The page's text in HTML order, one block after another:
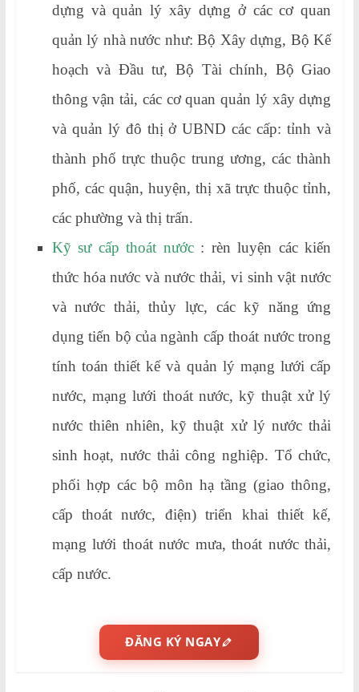
dựng và quản lý xây dựng ở các cơ quan
quản lý nhà nước như: Bộ Xây dựng, Bộ Kế
hoạch và Đầu tư, Bộ Tài chính, Bộ Giao
thông vận tải, các cơ quan quản lý xây dựng
và quản lý đô thị ở UBND các cấp: tỉnh và
thành phố trực thuộc trung ương, các thành
phố, các quận, huyện, thị xã trực thuộc tỉnh,
các phường và thị trấn.
Kỹ sư cấp thoát nước: rèn luyện các kiến
thức hóa nước và nước thải, vi sinh vật nước
và nước thải, thủy lực, các kỹ năng ứng
dụng tiến bộ của ngành cấp thoát nước trong
tính toán thiết kế và quản lý mạng lưới cấp
nước, mạng lưới thoát nước, kỹ thuật xử lý
nước thiên nhiên, kỹ thuật xử lý nước thải
sinh hoạt, nước thải công nghiệp. Tổ chức,
phối hợp các bộ môn hạ tầng (giao thông,
cấp thoát nước, điện) triển khai thiết kế,
mạng lưới thoát nước mưa, thoát nước thải,
cấp nước.
ĐĂNG KÝ NGAY